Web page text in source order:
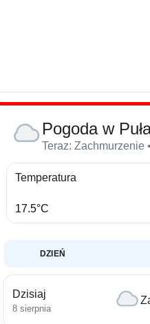
Pogoda w
Teraz: Zachmurzenie
Temperatura
17.5°C
DZIEŃ
Dzisiaj
8 sierpnia